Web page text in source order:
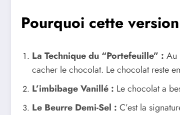
Pourquoi cette
La Technique du “Portefeuille” : Au
cacher le chocolat. Le chocolat reste
L’imbibage Vanillé : Le chocolat a
Le Beurre Demi-Sel : C’est la